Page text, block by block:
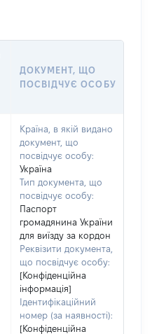
ДОКУМЕНТ, ЩО
ПОСВІДЧУЄ ОСОБУ
Країна, в якій видано
документ, що
посвідчує особу:
Україна
Тип документа, що
посвідчує особу:
Паспорт
громадянина України
для виїзду за кордон
Реквізити документа,
що посвідчує особу:
[Конфіденційна
інформація]
Ідентифікаційний
номер (за наявності):
[Конфіденційна